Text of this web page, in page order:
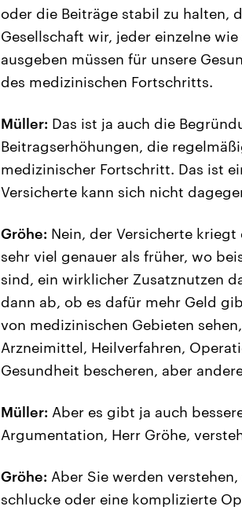
oder die Beiträge stabil zu halten,
Gesellschaft wir, jeder einzelne
ausgeben müssen für unsere
des medizinischen Fortschritts.
Müller: Das ist ja auch die
Beitragserhöhungen, die
medizinischer Fortschritt. Das ist
Versicherte kann sich nicht
Gröhe: Nein, der Versicherte
sehr viel genauer als früher, wo
sind, ein wirklicher Zusatznutzen
dann ab, ob es dafür mehr Geld
von medizinischen Gebieten
Arzneimittel, Heilverfahren,
Gesundheit bescheren, aber
Müller: Aber es gibt ja auch
Argumentation, Herr Gröhe,
Gröhe: Aber Sie werden
schlucke oder eine komplizierte